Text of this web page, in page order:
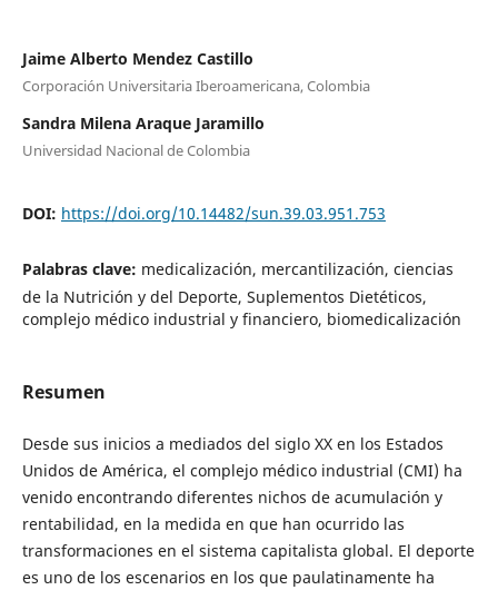
Jaime Alberto Mendez Castillo
Corporación Universitaria Iberoamericana, Colombia
Sandra Milena Araque Jaramillo
Universidad Nacional de Colombia
DOI: https://doi.org/10.14482/sun.39.03.951.753
Palabras clave: medicalización, mercantilización, ciencias
de la Nutrición y del Deporte, Suplementos Dietéticos,
complejo médico industrial y financiero, biomedicalización
Resumen
Desde sus inicios a mediados del siglo XX en los Estados
Unidos de América, el complejo médico industrial (CMI) ha
venido encontrando diferentes nichos de acumulación y
rentabilidad, en la medida en que han ocurrido las
transformaciones en el sistema capitalista global. El deporte
es uno de los escenarios en los que paulatinamente ha